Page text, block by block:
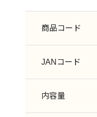
商品コード
JANコード
内容量